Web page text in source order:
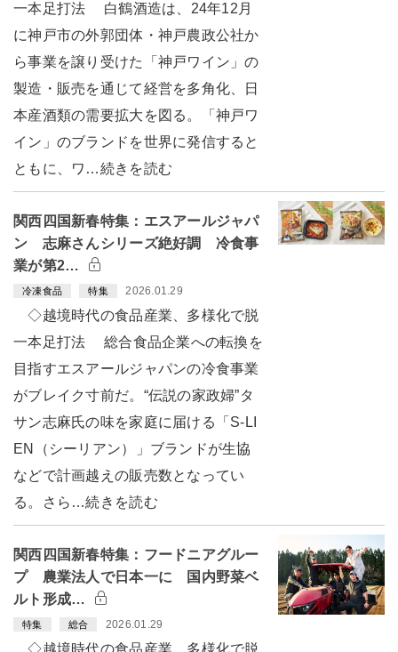
一本足打法 白鶴酒造は、24年12月
に神戸市の外郭団体・神戸農政公社か
ら事業を譲り受けた「神戸ワイン」の
製造・販売を通じて経営を多角化、日
本産酒類の需要拡大を図る。「神戸ワ
イン」のブランドを世界に発信すると
ともに、ワ…続きを読む
関西四国新春特集：エスアールジャパ
ン 志麻さんシリーズ絶好調 冷食事
業が第2…
冷凍食品 特集 2026.01.29
◇越境時代の食品産業、多様化で脱
一本足打法 総合食品企業への転換を
目指すエスアールジャパンの冷食事業
がブレイク寸前だ。“伝説の家政婦”タ
サン志麻氏の味を家庭に届ける「S-LI
EN（シーリアン）」ブランドが生協
などで計画越えの販売数となってい
る。さら…続きを読む
関西四国新春特集：フードニアグルー
プ 農業法人で日本一に 国内野菜ベ
ルト形成…
特集 総合 2026.01.29